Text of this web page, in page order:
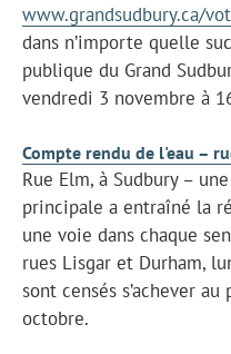
www.grandsudbury.ca/
dans n’importe quelle
publique du Grand
vendredi 3 novembre à
Compte rendu de l'eau –
Rue Elm, à Sudbury –
principale a entraîné la
une voie dans chaque
rues Lisgar et Durham,
sont censés s’achever
octobre.